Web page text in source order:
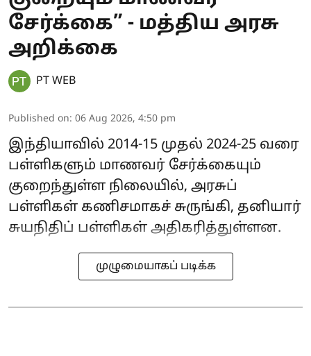
சேர்க்கை” - மத்திய அரசு
அறிக்கை
PT WEB
Published on: 06 Aug 2026, 4:50 pm
இந்தியாவில் 2014-15 முதல் 2024-25 வரை
பள்ளிகளும் மாணவர் சேர்க்கையும்
குறைந்துள்ள நிலையில், அரசுப்
பள்ளிகள் கணிசமாகச் சுருங்கி, தனியார்
சுயநிதிப் பள்ளிகள் அதிகரித்துள்ளன.
முழுமையாகப் படிக்க